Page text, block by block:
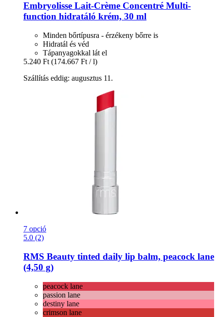
Embryolisse Lait-​Crème Concentré Multi-​
function hidratáló krém, 30 ml
Minden bőrtípusra - érzékeny bőrre is
Hidratál és véd
Tápanyagokkal lát el
5.240 Ft (174.667 Ft / l)
Szállítás eddig: augusztus 11.
7 opció
5.0 (2)
RMS Beauty tinted daily lip balm, peacock lane
(4,50 g)
peacock lane
passion lane
destiny lane
crimson lane